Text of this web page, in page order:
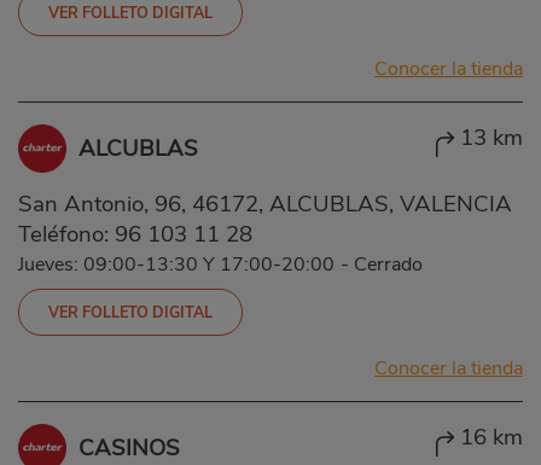
VER FOLLETO DIGITAL
Conocer la tienda
ALCUBLAS 13 km
San Antonio, 96, 46172, ALCUBLAS, VALENCIA
Teléfono: 96 103 11 28
Jueves: 09:00-13:30 Y 17:00-20:00 - Cerrado
VER FOLLETO DIGITAL
Conocer la tienda
CASINOS 16 km